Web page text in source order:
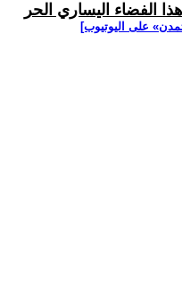
الفضاء اليساري الحر
على اليوتيوب]